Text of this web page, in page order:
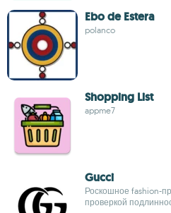
Ebo de Estera
polanco
Shopping List
appme7
Gucci
Роскошное fashion-
проверкой